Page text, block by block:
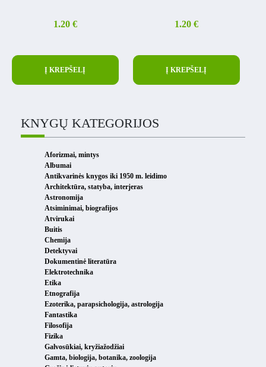
1.20 €
Į KREPŠELĮ
1.20 €
Į KREPŠELĮ
KNYGŲ KATEGORIJOS
Aforizmai, mintys
Albumai
Antikvarinės knygos iki 1950 m. leidimo
Architektūra, statyba, interjeras
Astronomija
Atsiminimai, biografijos
Atvirukai
Buitis
Chemija
Detektyvai
Dokumentinė literatūra
Elektrotechnika
Etika
Etnografija
Ezoterika, parapsichologija, astrologija
Fantastika
Filosofija
Fizika
Galvosūkiai, kryžiažodžiai
Gamta, biologija, botanika, zoologija